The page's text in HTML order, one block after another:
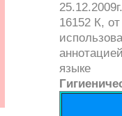
16152 К,
языке